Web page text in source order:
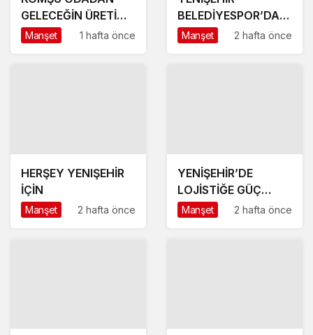
GELECEĞİN ÜRETİM
ÜSSÜ YESAN’A
Manşet 1 hafta önce
BELEDİYESPOR’DA
GÜÇLÜ YÖNETİM,
Manşet 2 hafta önce
HERŞEY YENIŞEHİR
İÇİN
Manşet 2 hafta önce
YENİŞEHİR’DE
LOJİSTİĞE GÜÇ
KATACAK ADIM
Manşet 2 hafta önce